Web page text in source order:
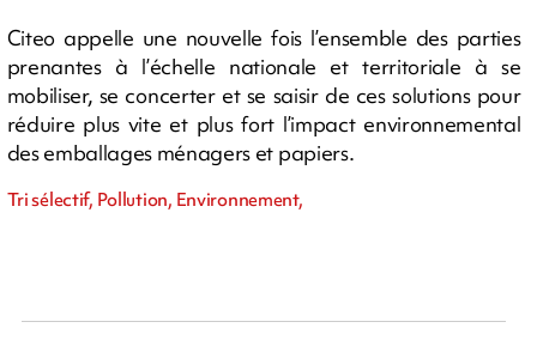
Citeo appelle une nouvelle fois l’ensemble des parties
prenantes à l’échelle nationale et territoriale à se
mobiliser, se concerter et se saisir de ces solutions pour
réduire plus vite et plus fort l’impact environnemental
des emballages ménagers et papiers.
Tri sélectif, Pollution, Environnement,